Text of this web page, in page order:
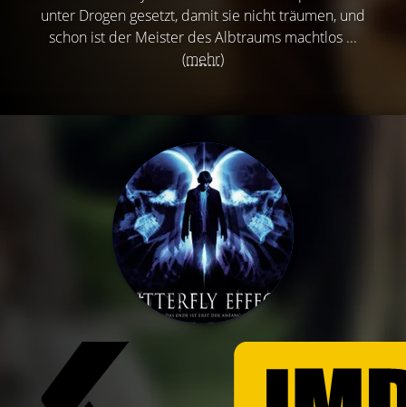
unter Drogen gesetzt, damit sie nicht träumen, und
schon ist der Meister des Albtraums machtlos ...
(mehr)